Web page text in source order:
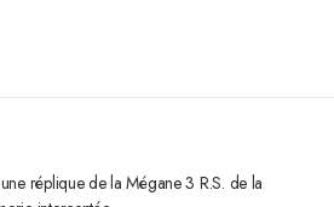
réplique de la Mégane 3 R.S. de la